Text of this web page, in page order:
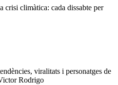
crisi climàtica: cada dissabte per
viralitats i personatges de
Rodrigo